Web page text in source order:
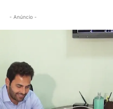
- Anúncio -